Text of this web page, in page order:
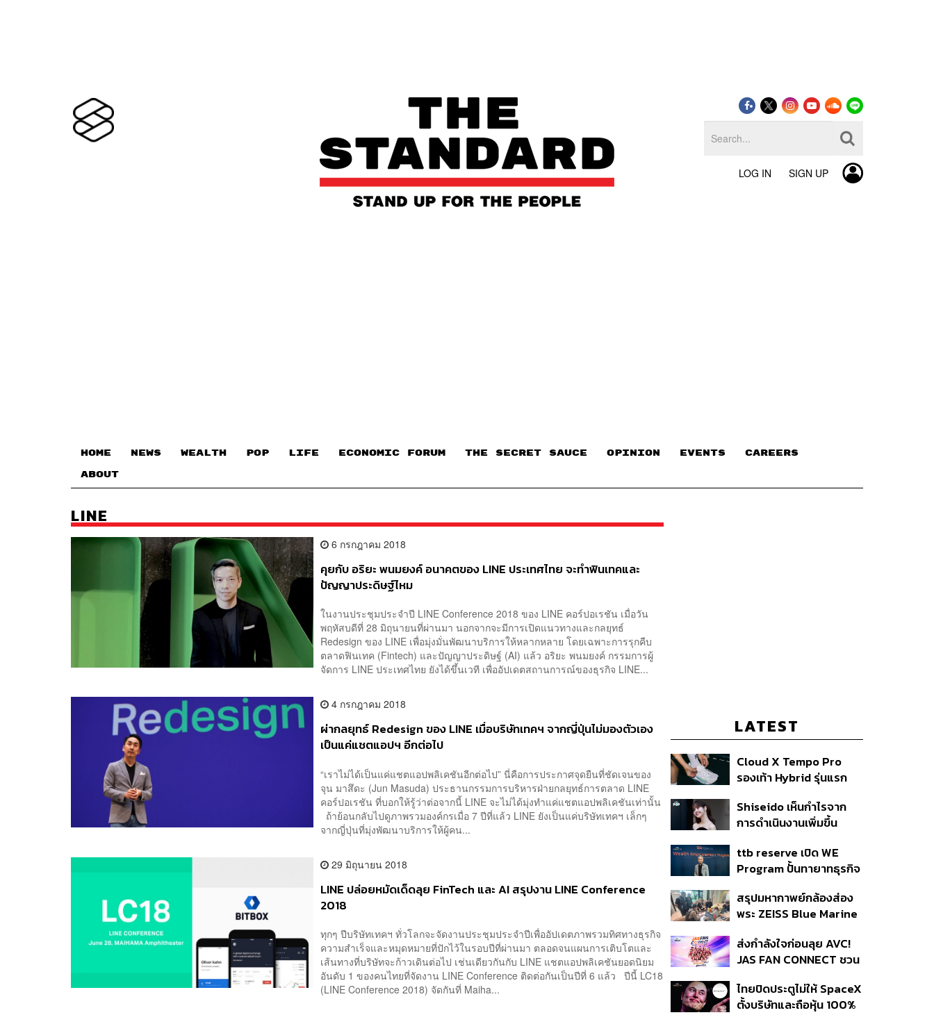
LOG IN SIGN UP
HOME NEWS WEALTH POP LIFE ECONOMIC FORUM THE SECRET SAUCE​ OPINION EVENTS CAREERS
ABOUT
LINE
6 กรกฎาคม 2018
คุยกับ อริยะ พนมยงค์ อนาคตของ LINE ประเทศไทย จะทำฟินเทคและ
ปัญญาประดิษฐ์ไหม
ในงานประชุมประจำปี LINE Conference 2018 ของ LINE คอร์ปอเรชัน เมื่อวัน
พฤหัสบดีที่ 28 มิถุนายนที่ผ่านมา นอกจากจะมีการเปิดแนวทางและกลยุทธ์
Redesign ของ LINE เพื่อมุ่งมั่นพัฒนาบริการให้หลากหลาย โดยเฉพาะการรุกคืบ
ตลาดฟินเทค (Fintech) และปัญญาประดิษฐ์ (AI) แล้ว อริยะ พนมยงค์ กรรมการผู้
จัดการ LINE ประเทศไทย ยังได้ขึ้นเวที เพื่ออัปเดตสถานการณ์ของธุรกิจ LINE...
4 กรกฎาคม 2018
ผ่ากลยุทธ์ Redesign ของ LINE เมื่อบริษัทเทคฯ จากญี่ปุ่นไม่มองตัวเอง
เป็นแค่แชตแอปฯ อีกต่อไป
“เราไม่ได้เป็นแค่แชตแอปพลิเคชันอีกต่อไป” นี่คือการประกาศจุดยืนที่ชัดเจนของ
จุน มาสึดะ (Jun Masuda) ประธานกรรมการบริหารฝ่ายกลยุทธ์การตลาด LINE
คอร์ปอเรชัน ที่บอกให้รู้ว่าต่อจากนี้ LINE จะไม่ได้มุ่งทำแค่แชตแอปพลิเคชันเท่านั้น
ถ้าย้อนกลับไปดูภาพรวมองค์กรเมื่อ 7 ปีที่แล้ว LINE ยังเป็นแค่บริษัทเทคฯ เล็กๆ
จากญี่ปุ่นที่มุ่งพัฒนาบริการให้ผู้คน...
29 มิถุนายน 2018
LINE ปล่อยหมัดเด็ดลุย FinTech และ AI สรุปงาน LINE Conference
2018
ทุกๆ ปีบริษัทเทคฯ ทั่วโลกจะจัดงานประชุมประจำปีเพื่ออัปเดตภาพรวมทิศทางธุรกิจ
ความสำเร็จและหมุดหมายที่ปักไว้ในรอบปีที่ผ่านมา ตลอดจนแผนการเติบโตและ
เส้นทางที่บริษัทจะก้าวเดินต่อไป เช่นเดียวกันกับ LINE แชตแอปพลิเคชันยอดนิยม
อันดับ 1 ของคนไทยที่จัดงาน LINE Conference ติดต่อกันเป็นปีที่ 6 แล้ว ปีนี้ LC18
(LINE Conference 2018) จัดกันที่ Maiha...
LATEST
Cloud X Tempo Pro
รองเท้า Hybrid รุ่นแรก
Shiseido เห็นกำไรจาก
การดำเนินงานเพิ่มขึ้น
ปี 2026
ttb reserve เปิด WE
Program ปั้นทายาทธุรกิจ
ตั้งเป้าขยายฐานลูกค้าแตะ
11,000 ราย ดัน AUM
ปีข้างหน้า
สรุปมหากาพย์กล้องส่อง
พระ ZEISS Blue Marine
สู่ข้อพิพาท ‘มาเวลล์ฯ’
ฟ้อง ‘โทน บางแค’ ผิดนัด
ส่งกำลังใจก่อนลุย AVC!
JAS FAN CONNECT ชวน
สาวทีมชาติไทย 15 ส.ค.นี้
ไทยปิดประตูไม่ให้ SpaceX
ตั้งบริษัทและถือหุ้น 100%